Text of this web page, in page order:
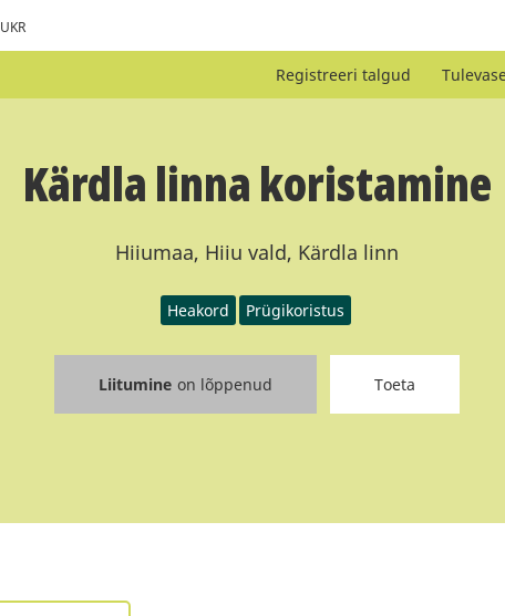
UKR
Registreeri talgud
Kärdla linna koristamine
Hiiumaa, Hiiu vald, Kärdla linn
Heakord Prügikoristus
Liitumine on lõppenud Toeta